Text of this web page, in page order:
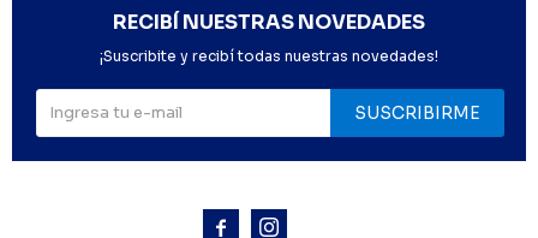
 
RECIBÍ NUESTRAS NOVEDADES
¡Suscribite y recibí todas nuestras novedades!
SUSCRIBIRME